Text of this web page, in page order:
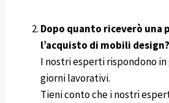
Dopo quanto riceverò una
l’acquisto di mobili design?
I nostri esperti rispondono
giorni lavorativi.
Tieni conto che i nostri